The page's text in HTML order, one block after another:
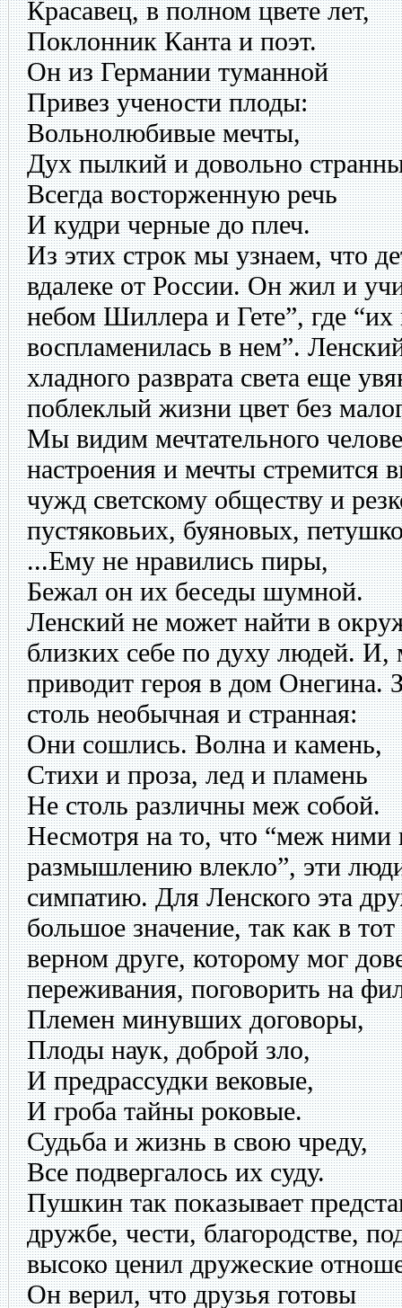
Красавец, в полном цвете лет,
Поклонник Канта и поэт.
Он из Германии туманной
Привез учености плоды:
Вольнолюбивые мечты,
Дух пылкий и довольно
Всегда восторженную речь
И кудри черные до плеч.
Из этих строк мы узнаем, что
вдалеке от России. Он жил и
небом Шиллера и Гете”, где
воспламенилась в нем”.
хладного разврата света еще
поблеклый жизни цвет без
Мы видим мечтательного
настроения и мечты стремится
чужд светскому обществу и
пустяковьих, буяновых,
...Ему не нравились пиры,
Бежал он их беседы шумной.
Ленский не может найти в
близких себе по духу людей.
приводит героя в дом Онегина.
столь необычная и странная:
Они сошлись. Волна и камень,
Стихи и проза, лед и пламень
Не столь различны меж собой.
Несмотря на то, что “меж ними
размышлению влекло”, эти
симпатию. Для Ленского эта
большое значение, так как в
верном друге, которому мог
переживания, поговорить на
Племен минувших договоры,
Плоды наук, доброй зло,
И предрассудки вековые,
И гроба тайны роковые.
Судьба и жизнь в свою чреду,
Все подвергалось их суду.
Пушкин так показывает
дружбе, чести, благородстве,
высоко ценил дружеские
Он верил, что друзья готовы